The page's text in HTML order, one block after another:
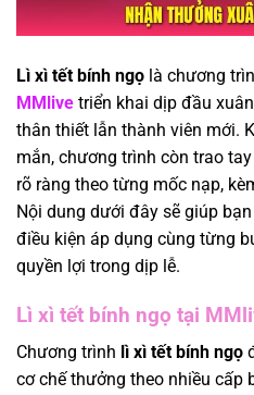
Lì xì tết bính ngọ là chương
MMlive triển khai dịp đầu
thân thiết lẫn thành viên mới.
mắn, chương trình còn trao
rõ ràng theo từng mốc nạp,
Nội dung dưới đây sẽ giúp
điều kiện áp dụng cùng từng
quyền lợi trong dịp lễ.
Lì xì tết bính ngọ tại
Chương trình lì xì tết bính ngọ
cơ chế thưởng theo nhiều cấp